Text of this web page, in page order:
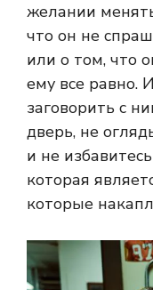
желании
что он не
или о том, что
ему все равно.
заговорить с
дверь, не
и не
которая
которые